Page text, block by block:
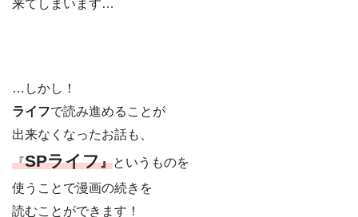
来てしまいます…
…しかし！
ライフで読み進めることが
出来なくなったお話も、
『SPライフ』というものを
使うことで漫画の続きを
読むことができます！